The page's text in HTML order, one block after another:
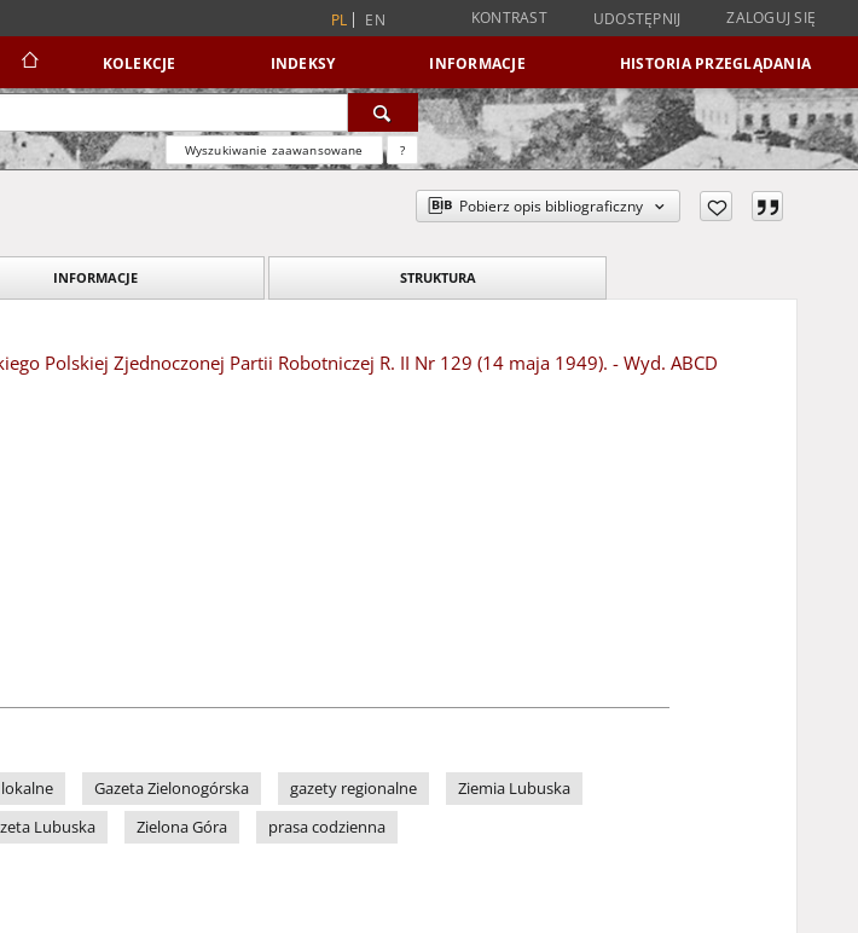
PL EN KONTRAST UDOSTĘPNIJ ZALOGUJ SIĘ
KOLEKCJE INDEKSY INFORMACJE HISTORIA PRZEGLĄDANIA
Wyszukiwanie zaawansowane ?
Pobierz opis bibliograficzny
INFORMACJE STRUKTURA
Polskiej Zjednoczonej Partii Robotniczej R. II Nr 129 (14 maja 1949). - Wyd. ABCD
Gazeta Zielonogórska gazety regionalne
Ziemia Lubuska
Lubuska Zielona Góra prasa codzienna